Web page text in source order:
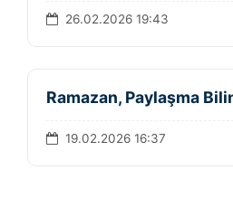
26.02.2026 19:43
Ramazan, Paylaşma
19.02.2026 16:37